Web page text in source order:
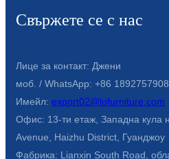
Свържете се с нас
Лице за контакт: Джени
моб. / WhatsApp: +86
Имейл: export02@lofurniture.com
Офис: 13-ти етаж, Западна кула
Avenue, Haizhu District, Гуанджоу
Фабрика: Lianxin South Road,